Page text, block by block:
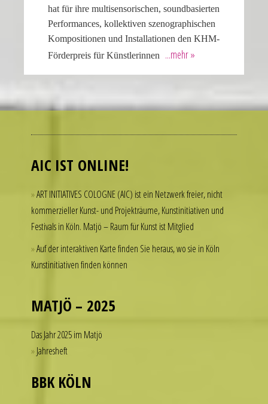
hat für ihre multisensorischen, soundbasierten
Performances, kollektiven szenographischen
Kompositionen und Installationen den KHM-
Förderpreis für Künstlerinnen
Many
admire
watches
hesitate
spend
dollars
accessory.
imitierenuhren.com
replica
AIC IST ONLINE!
ART INITIATIVES COLOGNE (AIC) ist ein Netzwerk freier, nicht
kommerzieller Kunst- und Projekträume, Kunstinitiativen und
Festivals in Köln. Matjö – Raum für Kunst ist Mitglied
Auf der interaktiven Karte finden Sie heraus, wo sie in Köln
Kunstinitiativen finden können
MATJÖ – 2025
Das Jahr 2025 im Matjö
Jahresheft
BBK KÖLN